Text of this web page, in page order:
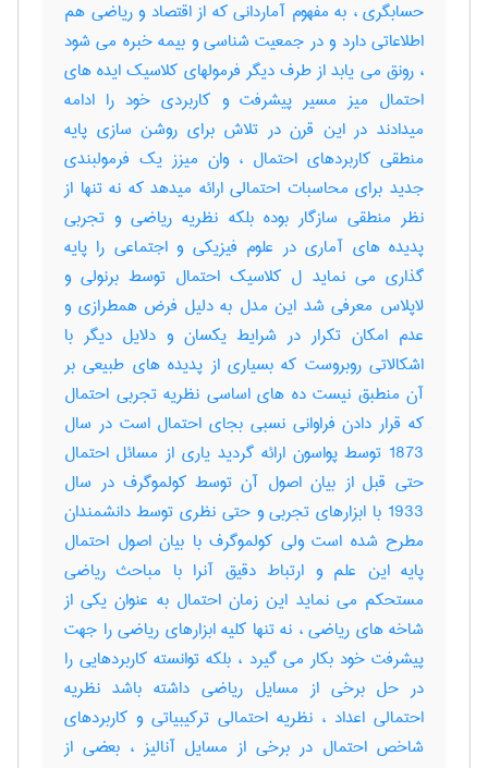
حسابگری ، به مفهوم آماردانی که از اقتصاد و ریاضی هم
اطلاعاتی دارد و در جمعیت شناسی و بیمه خبره می شود
، رونق می یابد از طرف دیگر فرمولهای کلاسیک ایده های
احتمال میز مسیر پیشرفت و کاربردی خود را ادامه
میدادند در این قرن در تلاش برای روشن سازی پایه
منطقی کاربردهای احتمال ، وان میزز یک فرمولبندی
جدید برای محاسبات احتمالی ارائه میدهد که نه تنها از
نظر منطقی سازگار بوده بلکه نظریه ریاضی و تجربی
پدیده های آماری در علوم فیزیکی و اجتماعی را پایه
گذاری می نماید ل کلاسیک احتمال توسط برنولی و
لاپلاس معرفی شد این مدل به دلیل فرض همطرازی و
عدم امکان تکرار در شرایط یکسان و دلایل دیگر با
اشکالاتی روبروست که بسیاری از پدیده های طبیعی بر
آن منطبق نیست ده های اساسی نظریه تجربی احتمال
که قرار دادن فراوانی نسبی بجای احتمال است در سال
1873 توسط پواسون ارائه گردید یاری از مسائل احتمال
حتی قبل از بیان اصول آن توسط کولموگرف در سال
1933 با ابزارهای تجربی و حتی نظری توسط دانشمندان
مطرح شده است ولی کولموگرف با بیان اصول احتمال
پایه این علم و ارتباط دقیق آنرا با مباحث ریاضی
مستحکم می نماید این زمان احتمال به عنوان یکی از
شاخه های ریاضی ، نه تنها کلیه ابزارهای ریاضی را جهت
پیشرفت خود بکار می گیرد ، بلکه توانسته کاربردهایی را
در حل برخی از مسایل ریاضی داشته باشد نظریه
احتمالی اعداد ، نظریه احتمالی ترکیبیاتی و کاربردهای
شاخص احتمال در برخی از مسایل آنالیز ، بعضی از